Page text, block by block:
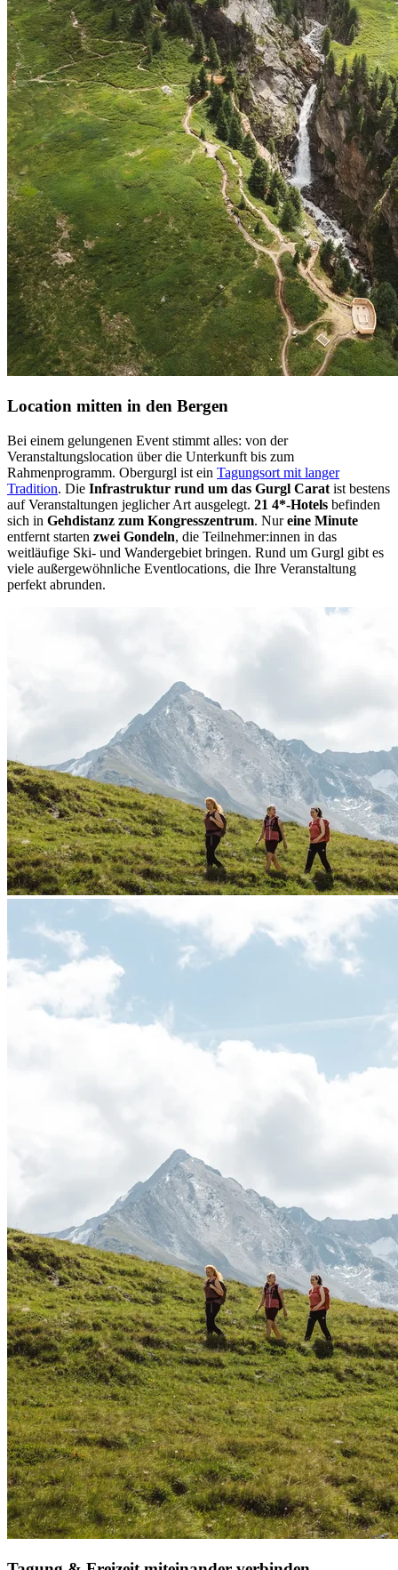
Location mitten in den Bergen
Bei einem gelungenen Event stimmt alles: von der
Veranstaltungslocation über die Unterkunft bis zum
Rahmenprogramm. Obergurgl ist ein Tagungsort mit langer
Tradition. Die Infrastruktur rund um das Gurgl Carat ist bestens
auf Veranstaltungen jeglicher Art ausgelegt. 21 4*-Hotels befinden
sich in Gehdistanz zum Kongresszentrum. Nureine Minute
entfernt starten zwei Gondeln, die Teilnehmer:innen in das
weitläufige Ski- und Wandergebiet bringen. Rund um Gurgl gibt es
viele außergewöhnliche Eventlocations, die Ihre Veranstaltung
perfekt abrunden.